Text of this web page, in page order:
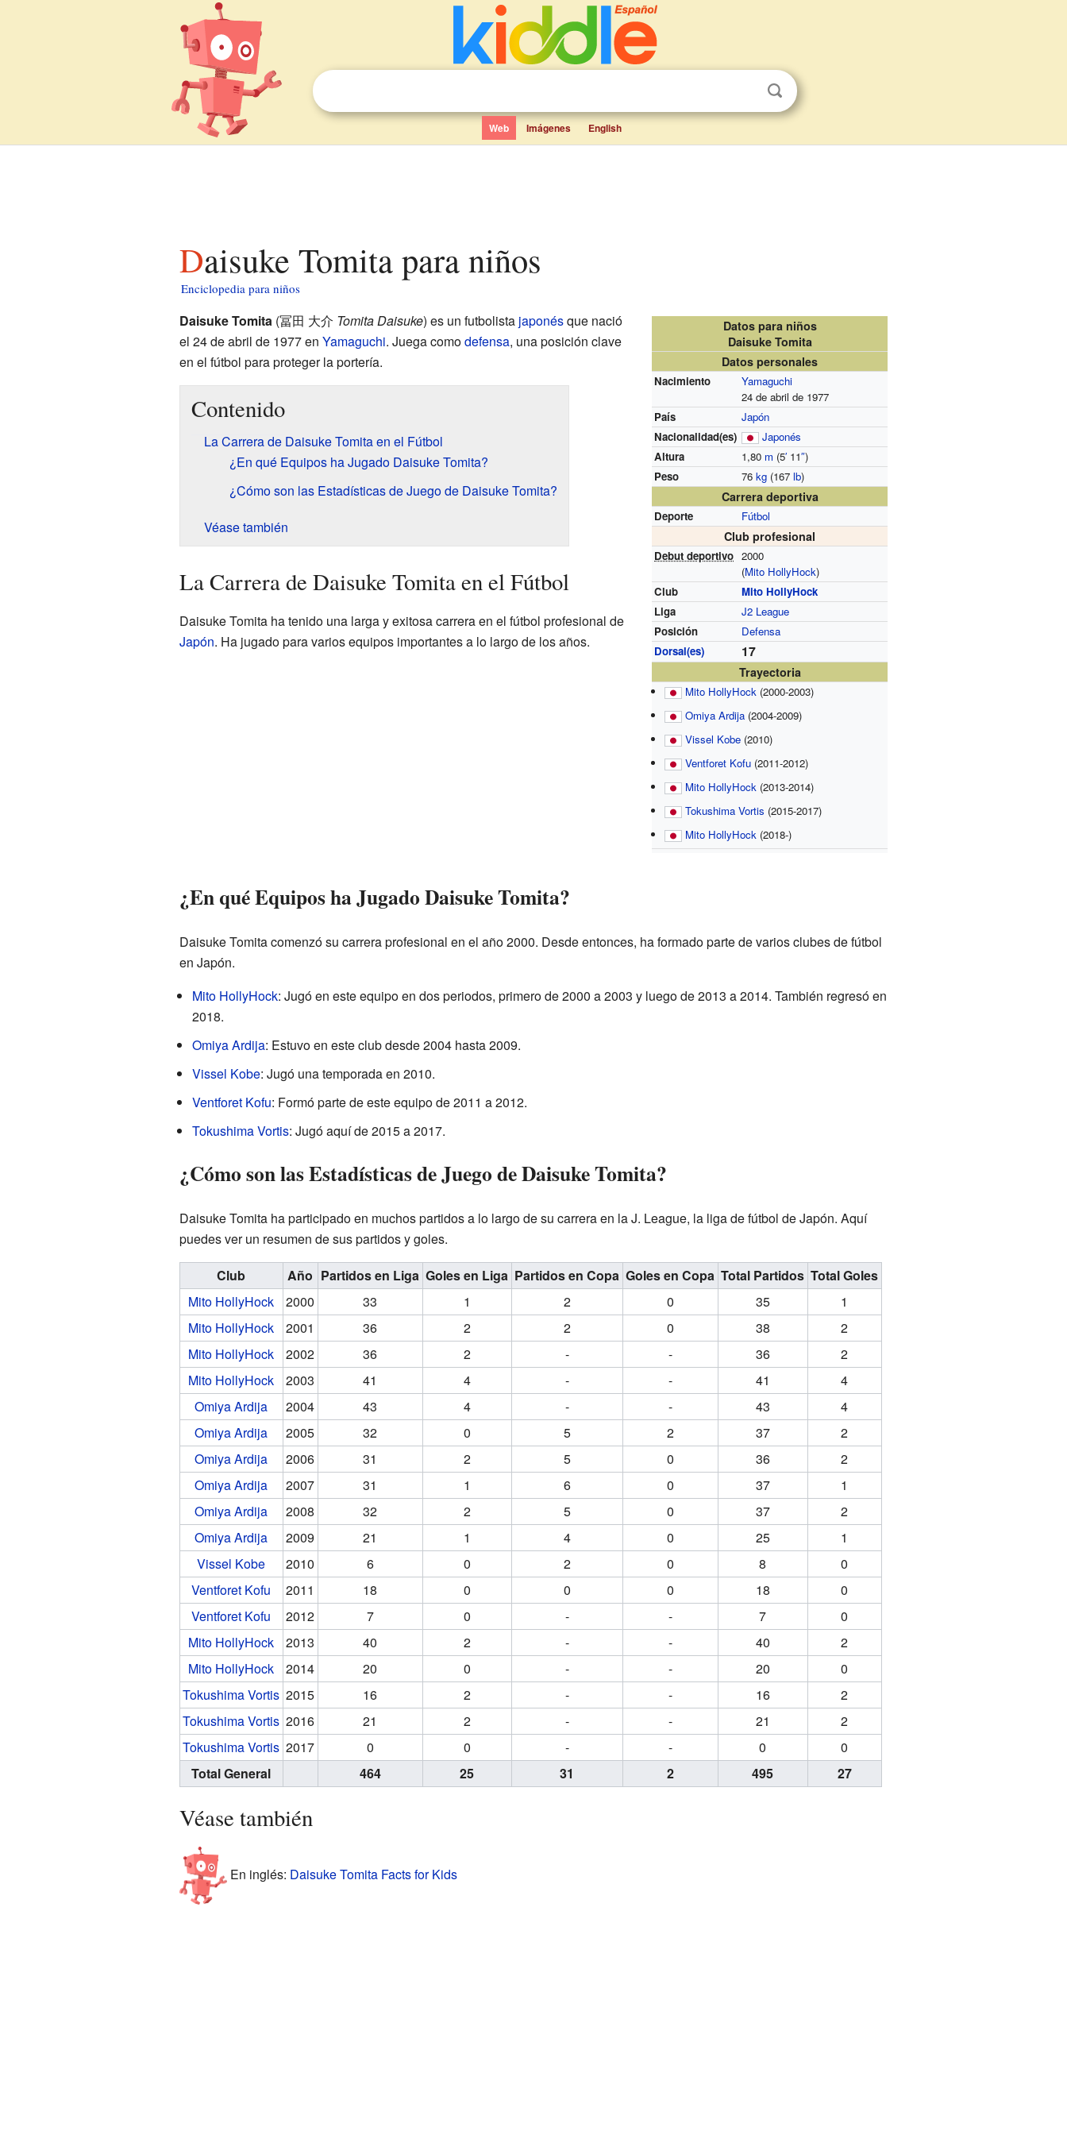
Web Imágenes English
Daisuke Tomita para niños
Enciclopedia para niños
Datos para niños
Daisuke Tomita
Datos personales
Nacimiento
Yamaguchi
24 de abril de 1977
País
Japón
Nacionalidad(es)
Japonés
Altura
1,80 m (5′ 11″)
Peso
76kg (167lb)
Carrera deportiva
Deporte Fútbol
Club profesional
Debut deportivo 2000
(Mito HollyHock)
Club
Mito HollyHock
Liga
J2 League
Posición
Defensa
Dorsal(es)
17
Trayectoria
Mito HollyHock (2000-2003)
Omiya Ardija (2004-2009)
Vissel Kobe (2010)
Ventforet Kofu (2011-2012)
Mito HollyHock (2013-2014)
Tokushima Vortis (2015-2017)
Mito HollyHock (2018-)
Daisuke Tomita (冨田 大介 Tomita Daisuke) es un futbolista japonésque nació
el 24 de abril de 1977 en Yamaguchi. Juega comodefensa, una posición clave
en el fútbol para proteger la portería.
Contenido
La Carrera de Daisuke Tomita en el Fútbol
¿En qué Equipos ha Jugado Daisuke Tomita?
¿Cómo son las Estadísticas de Juego de Daisuke Tomita?
Véase también
La Carrera de Daisuke Tomita en el Fútbol
Daisuke Tomita ha tenido una larga y exitosa carrera en el fútbol profesional de
Japón. Ha jugado para varios equipos importantes a lo largo de los años.
¿En qué Equipos ha Jugado Daisuke Tomita?
Daisuke Tomita comenzó su carrera profesional en el año 2000. Desde entonces, ha formado parte de varios clubes de fútbol
en Japón.
Mito HollyHock: Jugó en este equipo en dos periodos, primero de 2000 a 2003 y luego de 2013 a 2014. También regresó en
2018.
Omiya Ardija: Estuvo en este club desde 2004 hasta 2009.
Vissel Kobe: Jugó una temporada en 2010.
Ventforet Kofu: Formó parte de este equipo de 2011 a 2012.
Tokushima Vortis: Jugó aquí de 2015 a 2017.
¿Cómo son las Estadísticas de Juego de Daisuke Tomita?
Daisuke Tomita ha participado en muchos partidos a lo largo de su carrera en la J. League, la liga de fútbol de Japón. Aquí
puedes ver un resumen de sus partidos y goles.
Club
Año Partidos en Liga Goles en Liga Partidos en Copa Goles en Copa Total Partidos Total Goles
Mito HollyHock
2000 33 1 2 0 35
1
Mito HollyHock
2001 36 2 2 0 38
2
Mito HollyHock
2002 36 2 - - 36
2
Mito HollyHock
2003 41 4 - - 41
4
Omiya Ardija
2004 43 4 - - 43
4
Omiya Ardija
2005 32 0 5 2 37
2
Omiya Ardija
2006 31 2 5 0 36
2
Omiya Ardija
2007 31 1 6 0 37
1
Omiya Ardija
2008 32 2 5 0 37
2
Omiya Ardija
2009 21 1 4 0 25
1
Vissel Kobe
2010 6 0 2 0 8
0
Ventforet Kofu
2011 18 0 0 0 18
0
Ventforet Kofu
2012 7 0 - - 7
0
Mito HollyHock
2013 40 2 - - 40
2
Mito HollyHock
2014 20 0 - - 20
0
Tokushima Vortis 2015 16 2 - - 16
2
Tokushima Vortis 2016 21 2 - - 21
2
Tokushima Vortis 2017 0 0 - - 0
0
Total General
464 25 31 2 495 27
Véase también
En inglés: Daisuke Tomita Facts for Kids